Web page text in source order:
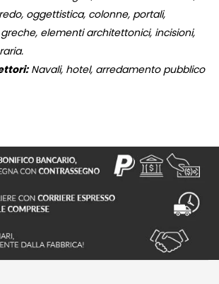
oggettistica, colonne, portali,
elementi architettonici, incisioni,
Navali, hotel, arredamento pubblico